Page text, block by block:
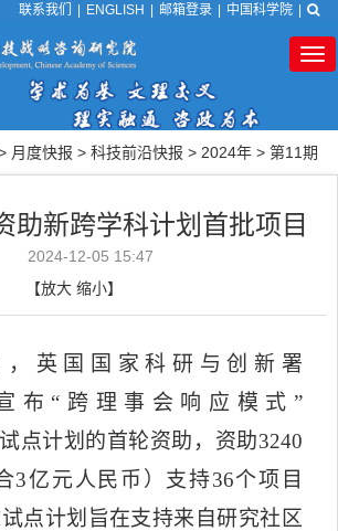
联系我们 ENGLISH 邮箱登录 中国科学院
月度快报 > 科技前沿快报 > 2024年 > 第11期
助新跨学科计划首批项目
2024-12-05 15:47
【放大 缩小】
，英国国家科研与创新署
布“跨理事会响应模式”
点计划的首轮资助，资助3240
3亿元人民币）支持36个项目
试点计划旨在支持来自研究社区